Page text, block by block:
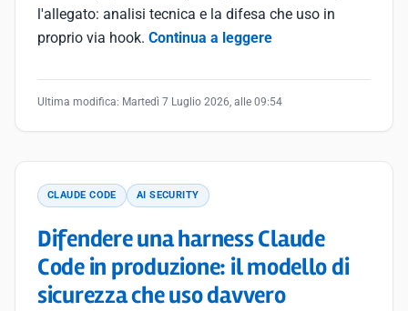
l'allegato: analisi tecnica e la difesa che uso in
proprio via hook. Continua a leggere
Ultima modifica: Martedì 7 Luglio 2026, alle 09:54
CLAUDE CODE AI SECURITY
Difendere una harness Claude
Code in produzione: il modello di
sicurezza che uso davvero